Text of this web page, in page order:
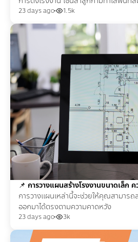
เล็กจนถึงใหญ่
23 days ago 1.5k
📌 การวางแผนสร้างโรงงานขนาดเล็ก
การวางแผนเหล่านี้จะช่วยให้คุณสามารถ
ออกมาได้ตรงตามความคาดหวัง
23 days ago 3k